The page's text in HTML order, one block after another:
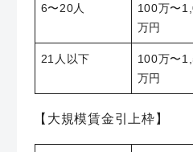
6〜20人
100万〜
万円
21人以下
100万〜
万円
【大規模賃金引上枠】